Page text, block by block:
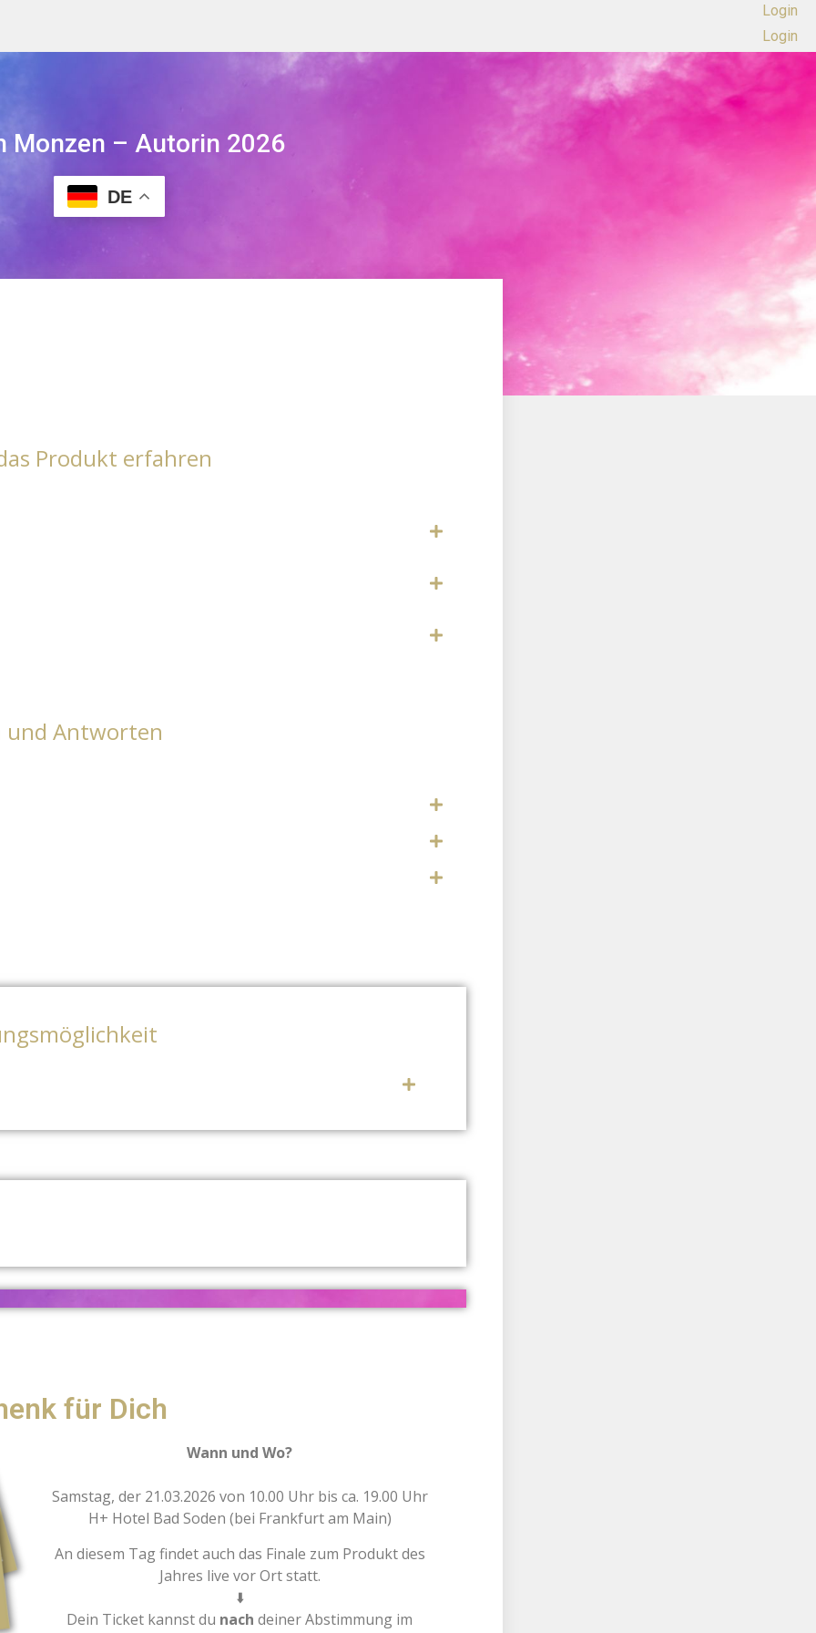
Login
Login
Monzen – Autorin 2026
DE
Produkt erfahren
und Antworten
für Dich
Wann und Wo?
Samstag, der 21.03.2026 von 10.00 Uhr bis ca. 19.00 Uhr
H+ Hotel Bad Soden (bei Frankfurt am Main)
An diesem Tag findet auch das Finale zum Produkt des
Jahres live vor Ort statt.
⬇️
Dein Ticket kannst du nach deiner Abstimmung im